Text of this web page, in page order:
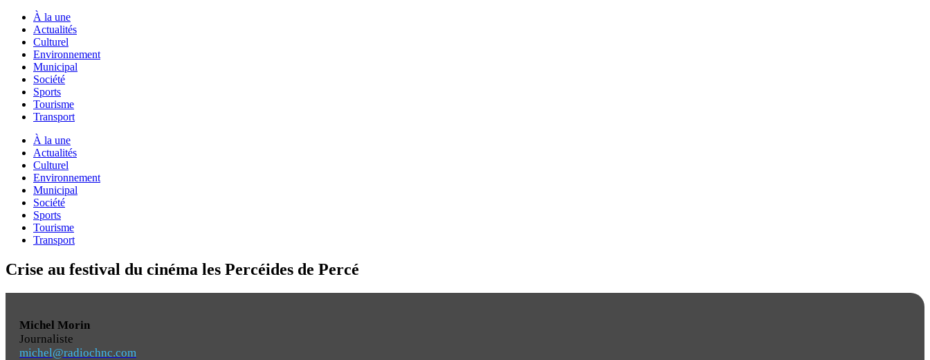
À la une
Actualités
Culturel
Environnement
Municipal
Société
Sports
Tourisme
Transport
À la une
Actualités
Culturel
Environnement
Municipal
Société
Sports
Tourisme
Transport
Crise au festival du cinéma les Percéides de Percé
Michel Morin
Journaliste
michel@radiochnc.com